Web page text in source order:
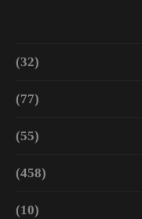
(32)
(77)
(55)
(458)
(10)